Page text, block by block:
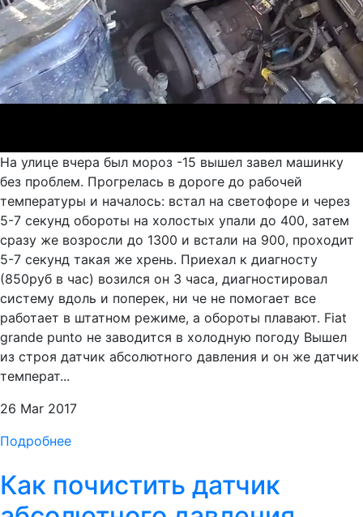
На улице вчера был мороз -15 вышел завел машинку
без проблем. Прогрелась в дороге до рабочей
температуры и началось: встал на светофоре и через
5-7 секунд обороты на холостых упали до 400, затем
сразу же возросли до 1300 и встали на 900, проходит
5-7 секунд такая же хрень. Приехал к диагносту
(850руб в час) возился он 3 часа, диагностировал
систему вдоль и поперек, ни че не помогает все
работает в штатном режиме, а обороты плавают. Fiat
grande punto не заводится в холодную погоду Вышел
из строя датчик абсолютного давления и он же датчик
температ...
26 Mar 2017
Подробнее
Как почистить датчик